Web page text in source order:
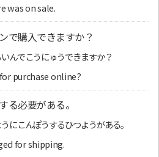
was on sale.
で購入できますか？
んでこうにゅうできますか？
purchase online?
る必要がある。
にこんぽうするひつようがある。
for shipping.